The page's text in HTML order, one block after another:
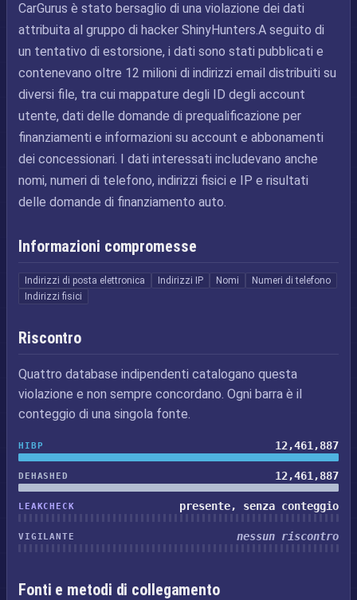
CarGurus è stato bersaglio di una violazione dei dati
attribuita al gruppo di hacker ShinyHunters.A seguito di
un tentativo di estorsione, i dati sono stati pubblicati e
contenevano oltre 12 milioni di indirizzi email distribuiti su
diversi file, tra cui mappature degli ID degli account
utente, dati delle domande di prequalificazione per
finanziamenti e informazioni su account e abbonamenti
dei concessionari. I dati interessati includevano anche
nomi, numeri di telefono, indirizzi fisici e IP e risultati
delle domande di finanziamento auto.
Informazioni compromesse
Indirizzi di posta elettronica Indirizzi IP Nomi
Numeri di telefono
Indirizzi fisici
Riscontro
Quattro database indipendenti catalogano questa
violazione e non sempre concordano. Ogni barra è il
conteggio di una singola fonte.
HIBP 12,461,887
DEHASHED 12,461,887
LEAKCHECK presente, senza conteggio
VIGILANTE nessun riscontro
Fonti e metodi di collegamento